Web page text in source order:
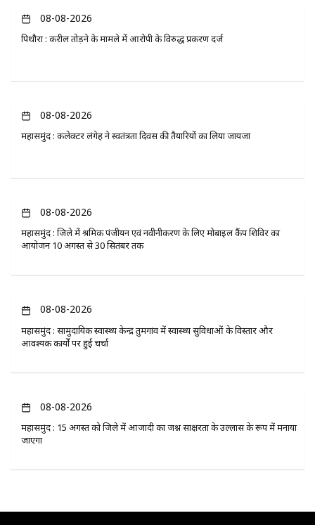
08-08-2026
पिथौरा : करील तोड़ने के मामले में आरोपी के विरुद्ध प्रकरण दर्ज
08-08-2026
महासमुंद : कलेक्टर लंगेह ने स्वतंत्रता दिवस की तैयारियों का लिया जायजा
08-08-2026
महासमुंद : जिले में श्रमिक पंजीयन एवं नवीनीकरण के लिए मोबाइल कैंप शिविर का
आयोजन 10 अगस्त से 30 सितंबर तक
08-08-2026
महासमुंद : सामुदायिक स्वास्थ्य केन्द्र तुमगांव में स्वास्थ्य सुविधाओं के विस्तार और
आवश्यक कार्यों पर हुई चर्चा
08-08-2026
महासमुंद : 15 अगस्त को जिले में आजादी का जश्न साक्षरता के उल्लास के रूप में मनाया
जाएगा